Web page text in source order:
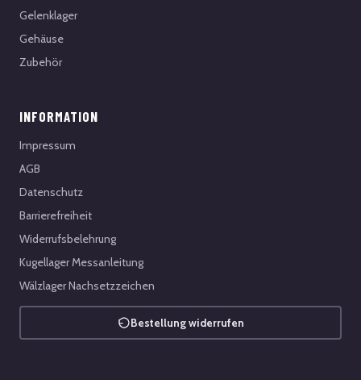
Gelenklager
Gehäuse
Zubehör
INFORMATION
Impressum
AGB
Datenschutz
Barrierefreiheit
Widerrufsbelehrung
Kugellager Messanleitung
Wälzlager Nachsetzzeichen
Bestellung widerrufen